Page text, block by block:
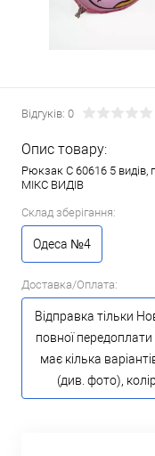
Відгуків: 0
Опис товару:
Рюкзак C 60616 5
МІКС ВИДІВ
Склад зберігання:
Одеса №4
Доставка/Оплата:
Відправка тільки
повної
має кілька
(див. фото),